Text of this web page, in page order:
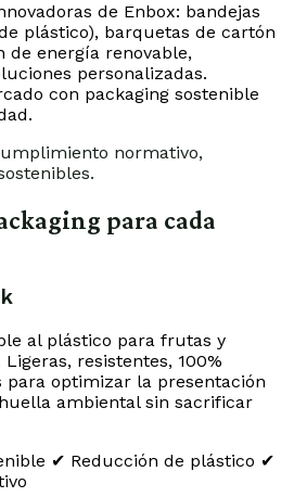
de Enbox: bandejas
plástico), barquetas de cartón
de energía renovable,
personalizadas.
con packaging sostenible
normativo,
para cada
al plástico para frutas y
resistentes, 100%
para optimizar la presentación
ambiental sin sacrificar
✔ Reducción de plástico ✔